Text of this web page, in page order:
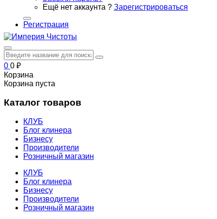
Ещё нет аккаунта ? Зарегистрироваться
Регистрация
0 0 ₽
Корзина
Корзина пуста
Каталог товаров
КЛУБ
Блог клинера
Бизнесу
Производители
Розничный магазин
КЛУБ
Блог клинера
Бизнесу
Производители
Розничный магазин